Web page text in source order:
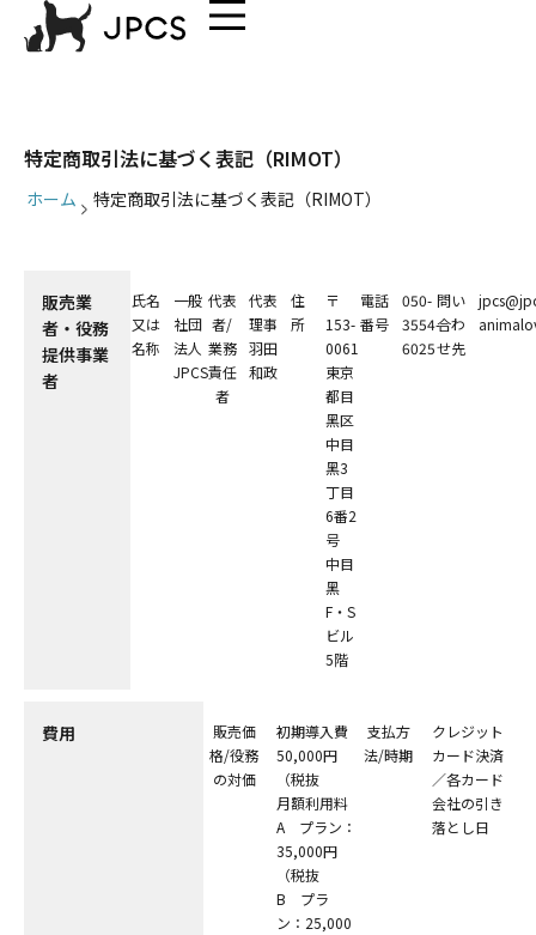
特定商取引法に基づく表記（RIMOT）
ホーム 特定商取引法に基づく表記（RIMOT）
販売業
者・役務
提供事業
者
⽒名
⼜は
名称
⼀般
社団
法⼈
JPCS
代表
者/
業務
責任
者
代表
理事
⽻⽥
和政
住
所
〒
153-
0061
東京
都⽬
⿊区
中⽬
⿊3
丁⽬
6番2
号
中⽬
⿊
F・S
ビル
5階
電話
番号
050-
3554-
6025
問い
合わ
せ先
費⽤
販売価
格/役務
の対価
初期導⼊費
50,000円
（税抜
⽉額利⽤料
A プラン：
35,000円
（税抜
B プラ
ン：25,000
⽀払⽅
法/時期
クレジット
カード決済
／各カード
会社の引き
落とし⽇